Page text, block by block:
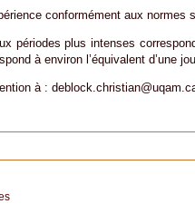
conformément aux normes
périodes plus intenses
à environ l’équivalent d’une
à :